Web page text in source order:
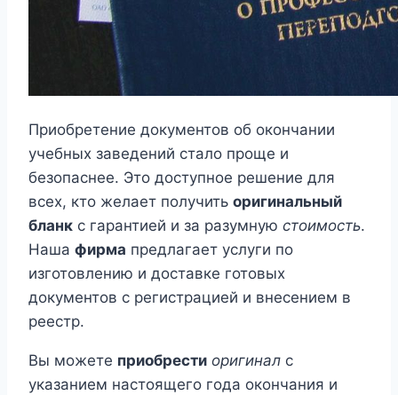
Приобретение документов об окончании
учебных заведений стало проще и
безопаснее. Это доступное решение для
всех, кто желает получить оригинальный
бланк с гарантией и за разумную стоимость.
Наша фирма предлагает услуги по
изготовлению и доставке готовых
документов с регистрацией и внесением в
реестр.
Вы можете приобрести оригинал с
указанием настоящего года окончания и